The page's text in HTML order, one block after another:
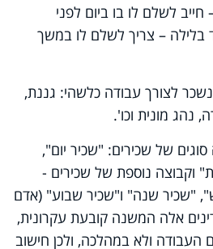
לשלם לו בו ביום לפני
בלילה – צריך לשלם לו במשך
לצורך עבודה כלשהי: גננת,
נהג מונית וכו'.
של שכירים: "שכיר יום",
וקבוצה נוספת של שכירים -
"שכיר שנה" ו"שכיר שבוע" (אדם
אלה המשנה קובעת עקרונית,
העבודה ולא במהלכה, ולכן חישוב